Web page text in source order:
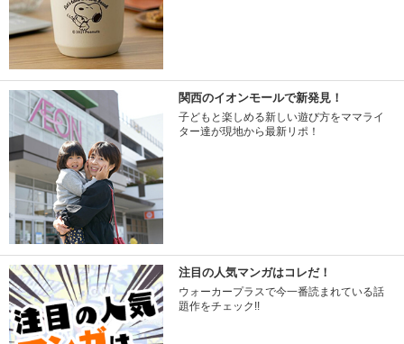
関西のイオンモールで新発見！
子どもと楽しめる新しい遊び方をママライ
ター達が現地から最新リポ！
注目の人気マンガはコレだ！
ウォーカープラスで今一番読まれている話
題作をチェック!!